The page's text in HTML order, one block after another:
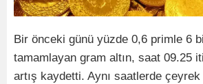
Bir önceki günü yüzde 0,6 primle 6
tamamlayan gram altın, saat 09.25
artış kaydetti. Aynı saatlerde çeyrek